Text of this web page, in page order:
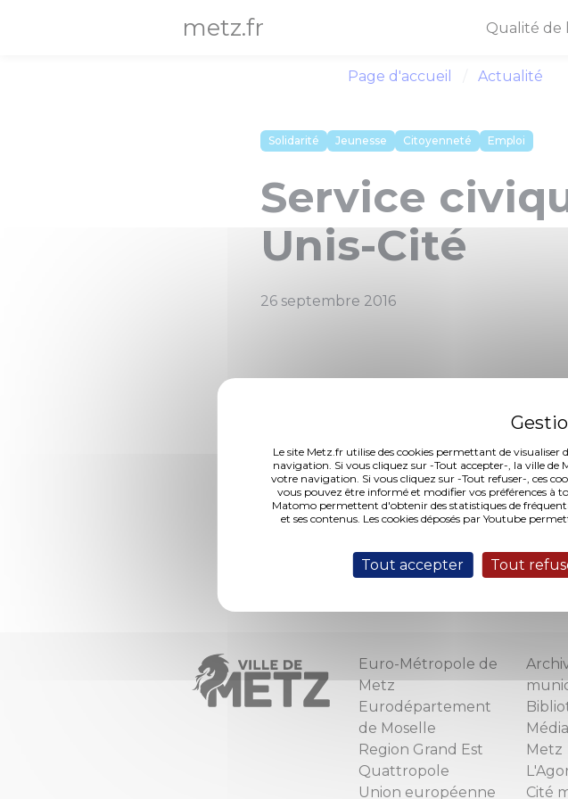
Le site Metz.fr utilise des cookies permettant de
navigation. Si vous cliquez sur -Tout accepter-, la ville de
votre navigation. Si vous cliquez sur -Tout refuser-, ces
vous pouvez être informé et modifier vos préférences à
Matomo permettent d'obtenir des statistiques de
et ses contenus. Les cookies déposés par Youtube
Tout accepter Tout
metz.fr Qualité de
Page d'accueil Actualité
Solidarité Jeunesse Citoyenneté Emploi
Service
Unis-Cité
26 septembre 2016
Comment candidater ?
Aucune condition de diplôme ou de
contacter l'association par mail :
Euro-Métropole de
Metz
Eurodépartement
de Moselle
Region Grand Est
Quattropole
Union européenne
Metz
Cité